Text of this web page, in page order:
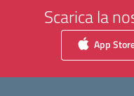
Scarica la
App